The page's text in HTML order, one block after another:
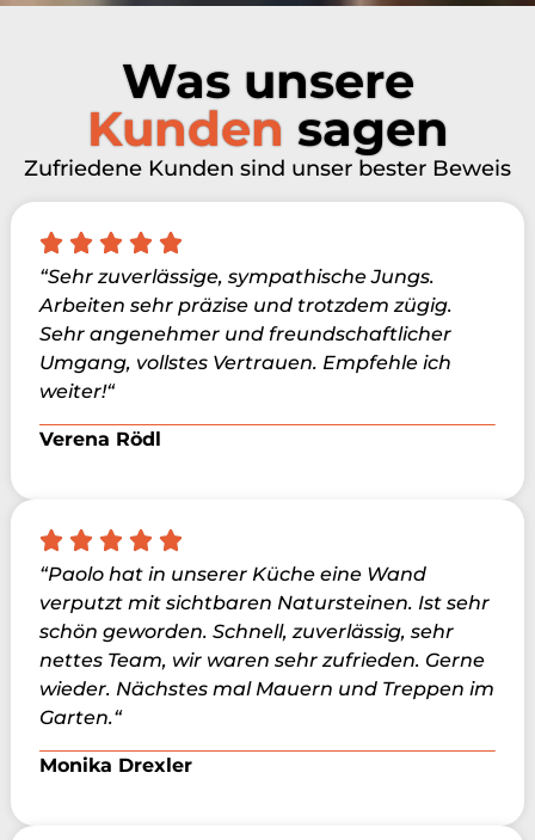
Was unsere
Kunden sagen
Zufriedene Kunden sind unser bester Beweis
“Sehr zuverlässige, sympathische Jungs.
Arbeiten sehr präzise und trotzdem zügig.
Sehr angenehmer und freundschaftlicher
Umgang, vollstes Vertrauen. Empfehle ich
weiter!“
Verena Rödl
“Paolo hat in unserer Küche eine Wand
verputzt mit sichtbaren Natursteinen. Ist sehr
schön geworden. Schnell, zuverlässig, sehr
nettes Team, wir waren sehr zufrieden. Gerne
wieder. Nächstes mal Mauern und Treppen im
Garten.“
Monika Drexler